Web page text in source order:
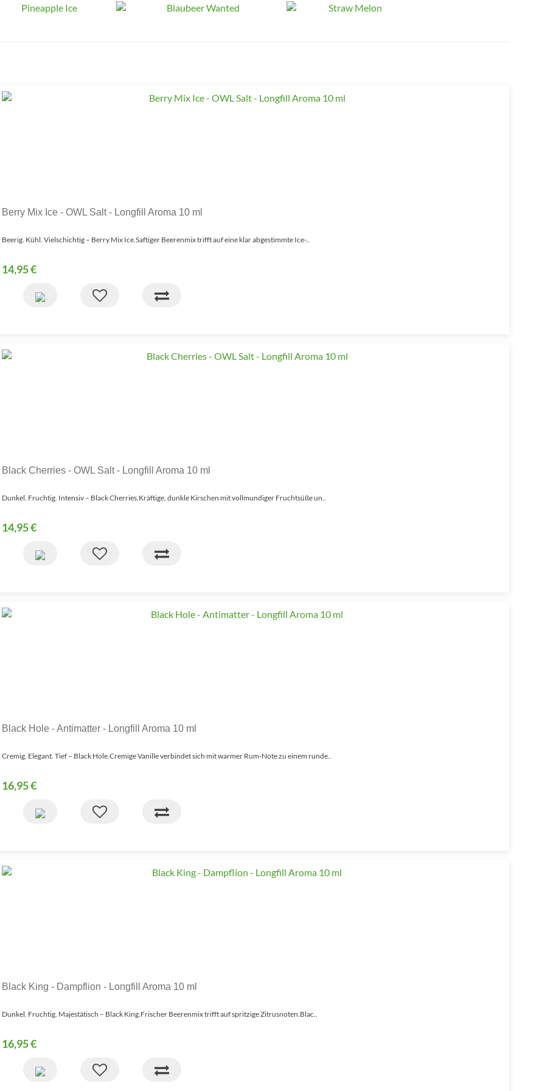
Berry Mix Ice - OWL Salt - Longfill Aroma 10 ml
Beerig. Kühl. Vielschichtig – Berry Mix Ice.Saftiger Beerenmix trifft auf eine klar abgestimmte Ice-..
14,95 €
Black Cherries - OWL Salt - Longfill Aroma 10 ml
Dunkel. Fruchtig. Intensiv – Black Cherries.Kräftige, dunkle Kirschen mit vollmundiger Fruchtsüße un..
14,95 €
Black Hole - Antimatter - Longfill Aroma 10 ml
Cremig. Elegant. Tief – Black Hole.Cremige Vanille verbindet sich mit warmer Rum-Note zu einem runde..
16,95 €
Black King - Dampflion - Longfill Aroma 10 ml
Dunkel. Fruchtig. Majestätisch – Black King.Frischer Beerenmix trifft auf spritzige Zitrusnoten.Blac..
16,95 €